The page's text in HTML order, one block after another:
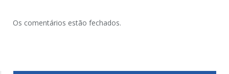
Os comentários estão fechados.